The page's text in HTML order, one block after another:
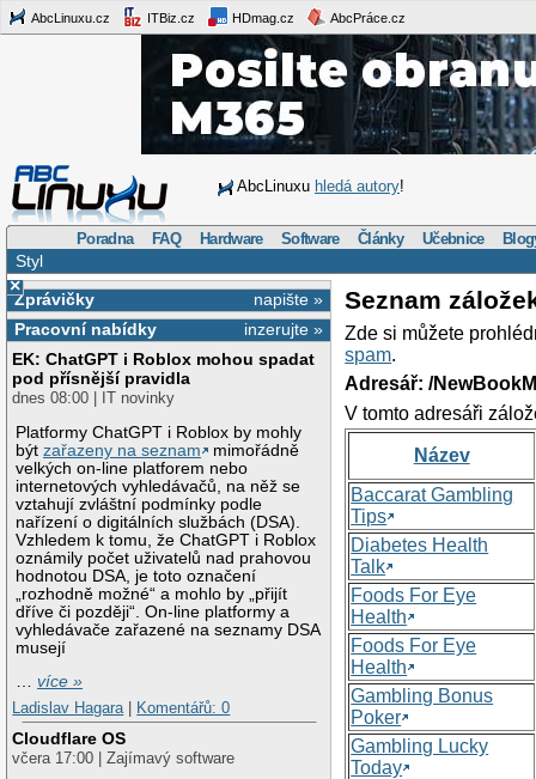
AbcLinuxu.cz ITBiz.cz HDmag.cz AbcPráce.cz
AbcLinuxu hledá autory!
Poradna FAQ Hardware Software Články Učebnice
Styl
×
napište »
Zprávičky
inzerujte »
Pracovní nabídky
EK: ChatGPT i Roblox mohou spadat
pod přísnější pravidla
dnes 08:00 | IT novinky
Platformy ChatGPT i Roblox by mohly
býtzařazeny na seznam
mimořádně
velkých on-line platforem nebo
internetových vyhledávačů, na něž se
vztahují zvláštní podmínky podle
nařízení o digitálních službách (DSA).
Vzhledem k tomu, že ChatGPT i Roblox
oznámily počet uživatelů nad prahovou
hodnotou DSA, je toto označení
„rozhodně možné“ a mohlo by „přijít
dříve či později“. On-line platformy a
vyhledávače zařazené na seznamy DSA
musejí
…více »
Ladislav Hagara
Komentářů: 0
Cloudflare OS
včera 17:00 | Zajímavý software
Seznam
Zde si můžete
spam.
Adresář: /
V tomto adresáři
Název
Baccarat Gambling
Tips
Diabetes Health
Talk
Foods For Eye
Health
Foods For Eye
Health
Gambling Bonus
Poker
Gambling Lucky
Today